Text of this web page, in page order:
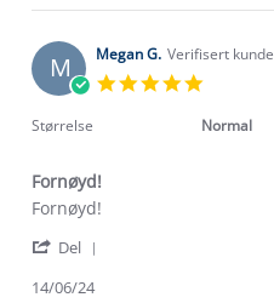
May
2025
på
Ann
on
20
May
M Megan G. Verifisert kunde
rating
Størrelse Normal
Fornøyd!
Review
Megan
on
review
Fornøyd!
Fornøyd!
Del
14/06/24